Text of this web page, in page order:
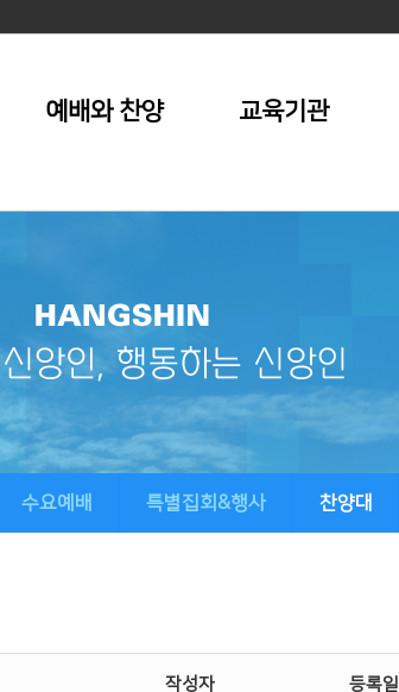
예배와 찬양 교육기관
수요예배 특별집회&행사 찬양대
작성자 등록일